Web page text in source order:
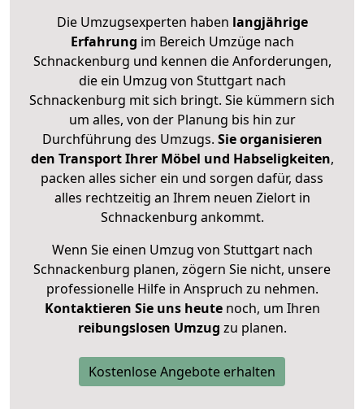
Die Umzugsexperten haben langjährige
Erfahrung im Bereich Umzüge nach
Schnackenburg und kennen die Anforderungen,
die ein Umzug von Stuttgart nach
Schnackenburg mit sich bringt. Sie kümmern sich
um alles, von der Planung bis hin zur
Durchführung des Umzugs. Sie organisieren
den Transport Ihrer Möbel und Habseligkeiten,
packen alles sicher ein und sorgen dafür, dass
alles rechtzeitig an Ihrem neuen Zielort in
Schnackenburg ankommt.
Wenn Sie einen Umzug von Stuttgart nach
Schnackenburg planen, zögern Sie nicht, unsere
professionelle Hilfe in Anspruch zu nehmen.
Kontaktieren Sie uns heutenoch, um Ihren
reibungslosen Umzug zu planen.
Kostenlose Angebote erhalten